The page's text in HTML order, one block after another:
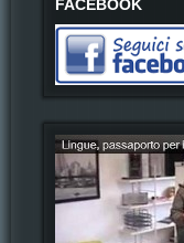
FACEBOOK